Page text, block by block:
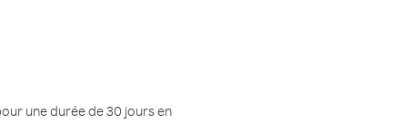
une durée de 30 jours en